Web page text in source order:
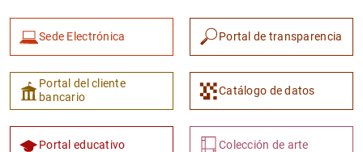
Sede Electrónica Portal de transparencia
Portal del cliente
bancario
Catálogo de datos
Portal educativo Colección de arte